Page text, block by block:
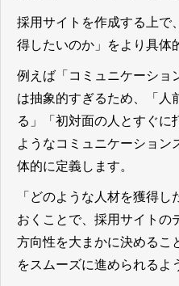
採用サイトを作成する上で
得したいのか」をより具体
例えば「コミュニケーショ
は抽象的すぎるため、「人
る」「初対面の人とすぐに
ようなコミュニケーション
体的に定義します。
「どのような人材を獲得
おくことで、採用サイトの
方向性を大まかに決めるこ
をスムーズに進められるよ